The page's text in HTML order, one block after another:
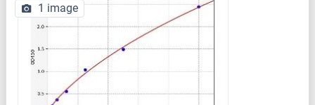
1 image